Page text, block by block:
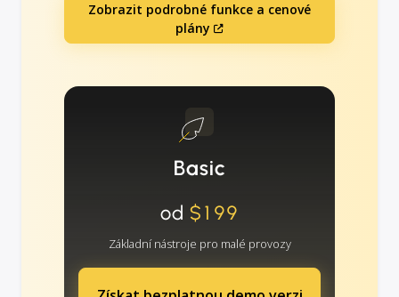
Zobrazit podrobné funkce a cenové
plány
Basic
od $199
Základní nástroje pro malé provozy